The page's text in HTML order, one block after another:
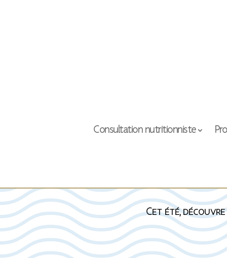
Consultation nutritionniste
Cet été,